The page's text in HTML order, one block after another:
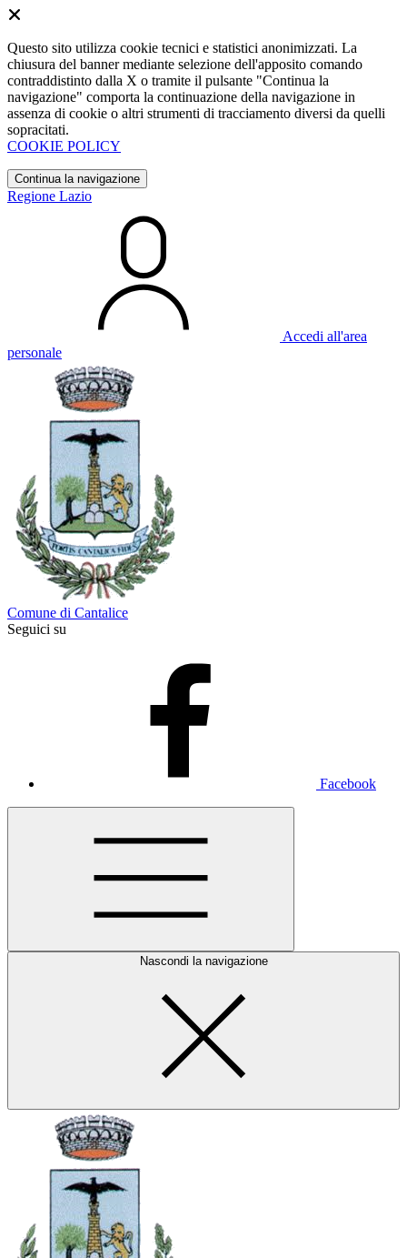
Questo sito utilizza cookie tecnici e statistici anonimizzati. La
chiusura del banner mediante selezione dell'apposito comando
contraddistinto dalla X o tramite il pulsante "Continua la
navigazione" comporta la continuazione della navigazione in
assenza di cookie o altri strumenti di tracciamento diversi da quelli
sopracitati.
COOKIE POLICY
Continua la navigazione
Regione Lazio
Accedi all'area
personale
Comune di Cantalice
Seguici su
Facebook
Nascondi la navigazione